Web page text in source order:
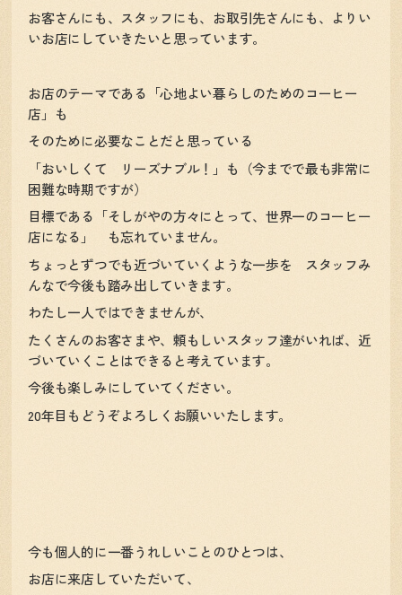
お客さんにも、スタッフにも、お取引先さんにも、よりい
いお店にしていきたいと思っています。
お店のテーマである「心地よい暮らしのためのコーヒー
店」も
そのために必要なことだと思っている
「おいしくて リーズナブル！」も（今までで最も非常に
困難な時期ですが）
目標である「そしがやの方々にとって、世界一のコーヒー
店になる」 も忘れていません。
ちょっとずつでも近づいていくような一歩を スタッフみ
んなで今後も踏み出していきます。
わたし一人ではできませんが、
たくさんのお客さまや、頼もしいスタッフ達がいれば、近
づいていくことはできると考えています。
今後も楽しみにしていてください。
20年目もどうぞよろしくお願いいたします。
今も個人的に一番うれしいことのひとつは、
お店に来店していただいて、